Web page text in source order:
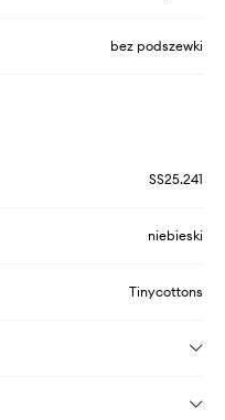
bez podszewki
SS25.241
niebieski
Tinycottons